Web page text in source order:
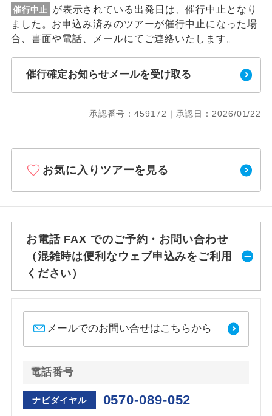
催行中止
が表示されている出発日は、催行中止となり
ました。お申込み済みのツアーが催行中止になった場
合、書面や電話、メールにてご連絡いたします。
催行確定お知らせメールを受け取る
承認番号：459172｜承認日：2026/01/22
お気に入りツアーを見る
お電話 FAX でのご予約・お問い合わせ
（混雑時は便利なウェブ申込みをご利用
ください）
メールでのお問い合せはこちらから
電話番号
ナビダイヤル 0570-089-052